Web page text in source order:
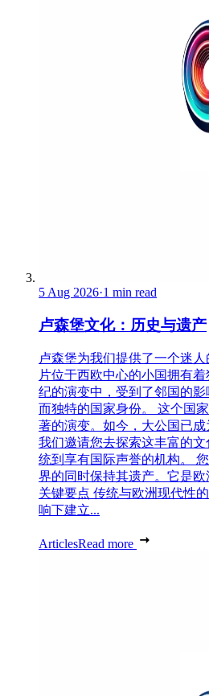
5 Aug 2026·1 min read
卢森堡文化：历史与遗产
卢森堡为我们提供了一个迷
片位于西欧中心的小国拥有
纪的演变中，受到了邻国的
而独特的国家身份。 这个国
著的演变。如今，大公国已
我们邀请您去探索这丰富的
统到享有国际声誉的机构。
界的同时保持其遗产。它是
关键要点 传统与欧洲现代性
响下建立...
ArticlesRead more